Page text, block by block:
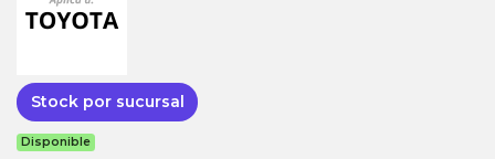
Stock por sucursal
Disponible